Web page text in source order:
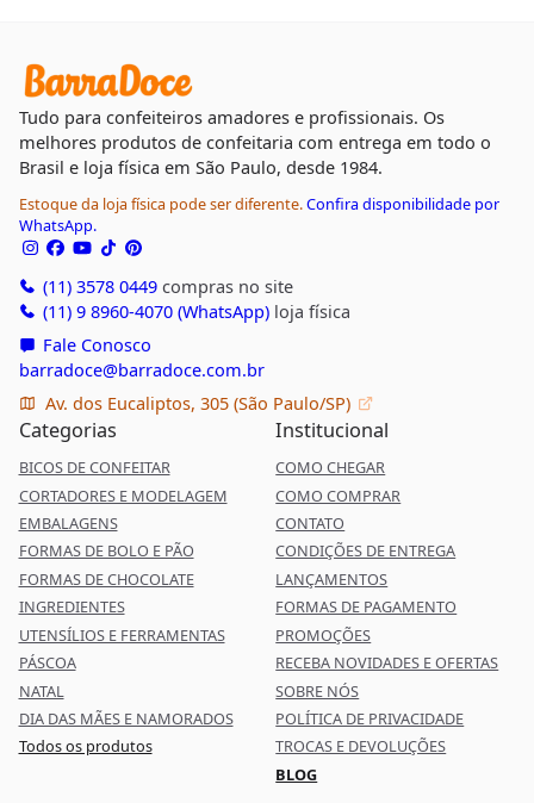
Tudo para confeiteiros amadores e profissionais. Os
melhores produtos de confeitaria com entrega em todo o
Brasil e loja física em São Paulo, desde 1984.
Estoque da loja física pode ser diferente.Confira disponibilidade por
WhatsApp.
(11) 3578 0449compras no site
(11) 9 8960-4070 (WhatsApp)loja física
Fale Conosco
barradoce@barradoce.com.br
Av. dos Eucaliptos, 305 (São Paulo/SP)
Categorias
BICOS DE CONFEITAR
CORTADORES E MODELAGEM
EMBALAGENS
FORMAS DE BOLO E PÃO
FORMAS DE CHOCOLATE
INGREDIENTES
UTENSÍLIOS E FERRAMENTAS
PÁSCOA
NATAL
DIA DAS MÃES E NAMORADOS
Todos os produtos
Institucional
COMO CHEGAR
COMO COMPRAR
CONTATO
CONDIÇÕES DE ENTREGA
LANÇAMENTOS
FORMAS DE PAGAMENTO
PROMOÇÕES
RECEBA NOVIDADES E OFERTAS
SOBRE NÓS
POLÍTICA DE PRIVACIDADE
TROCAS E DEVOLUÇÕES
BLOG